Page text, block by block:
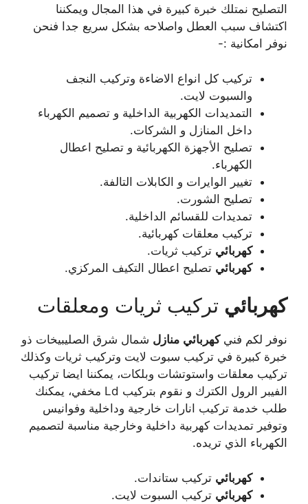
التصليح نمتلك خبرة كبيرة في هذا المجال ويمكننا
اكتشاف سبب العطل واصلاحه بشكل سريع جدا فنحن
نوفر امكانية :-
تركيب كل انواع الاضاءة وتركيب النجف
والسبوت لايت.
التمديدات الكهربية الداخلية و تصميم الكهرباء
داخل المنازل و الشركات.
تصليح الأجهزة الكهربائية و تصليح اعطال
الكهرباء.
تغيير الوايرات و الكابلات التالفة.
تصليح الشورت.
تمديدات للقسائم الداخلية.
تركيب معلقات كهربائية.
كهربائي تركيب ثريات.
كهربائي تصليح اعطال التكيف المركزي.
كهربائي تركيب ثريات ومعلقات
نوفر لكم فنيكهربائي منازل شمال شرق الصليبيخات ذو
خبرة كبيرة في تركيب سبوت لايت وتركيب ثريات وكذلك
تركيب معلقات واستوتشات وبلكات، يمكننا ايضا تركيب
الفيبر الرول الكترك و نقوم بتركيب Ld مخفي، يمكنك
طلب خدمة تركيب انارات خارجية وداخلية وفوانيس
وتوفير تمديدات كهربية داخلية وخارجية مناسبة لتصميم
الكهرباء الذي تريده.
كهربائي تركيب ستاندات.
كهربائي تركيب السبوت لايت.